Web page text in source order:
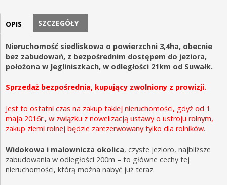
OPIS SZCZEGÓŁY
Nieruchomość siedliskowa o powierzchni 3,4ha, obecnie
bez zabudowań, z bezpośrednim dostępem do jeziora,
położona w Jegliniszkach, w odległości 21km od Suwałk.
Sprzedaż bezpośrednia, kupujący zwolniony z prowizji.
Jest to ostatni czas na zakup takiej nieruchomości, gdyż od 1
maja 2016r., w związku z nowelizacją ustawy o ustroju rolnym,
zakup ziemi rolnej będzie zarezerwowany tylko dla rolników.
Widokowa i malownicza okolica, czyste jezioro, najbliższe
zabudowania w odległości 200m – to główne cechy tej
nieruchomości, którą można nabyć już teraz.